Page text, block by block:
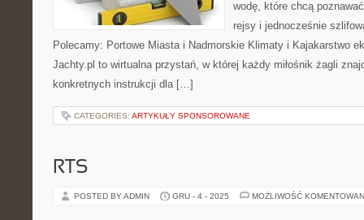
wodę, które chcą
rejsy i jednocześnie
Polecamy: Portowe Miasta i Nadmorskie Klimaty i Kajakarstwo
Jachty.pl to wirtualna przystań, w której każdy miłośnik żagli
konkretnych instrukcji dla […]
CATEGORIES: ARTYKUŁY SPONSOROWANE
RTS
POSTED BY ADMIN GRU - 4 - 2025 MOŻLIWOŚĆ